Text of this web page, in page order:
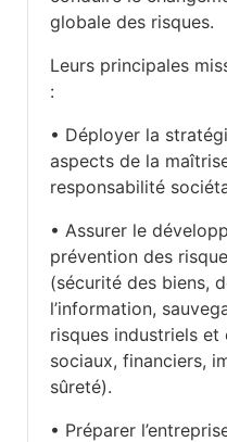
globale des risques.
Leurs principales
:
• Déployer la
aspects de la
responsabilité
• Assurer le
prévention des
(sécurité des biens,
l’information,
risques industriels et
sociaux, financiers,
sûreté).
• Préparer